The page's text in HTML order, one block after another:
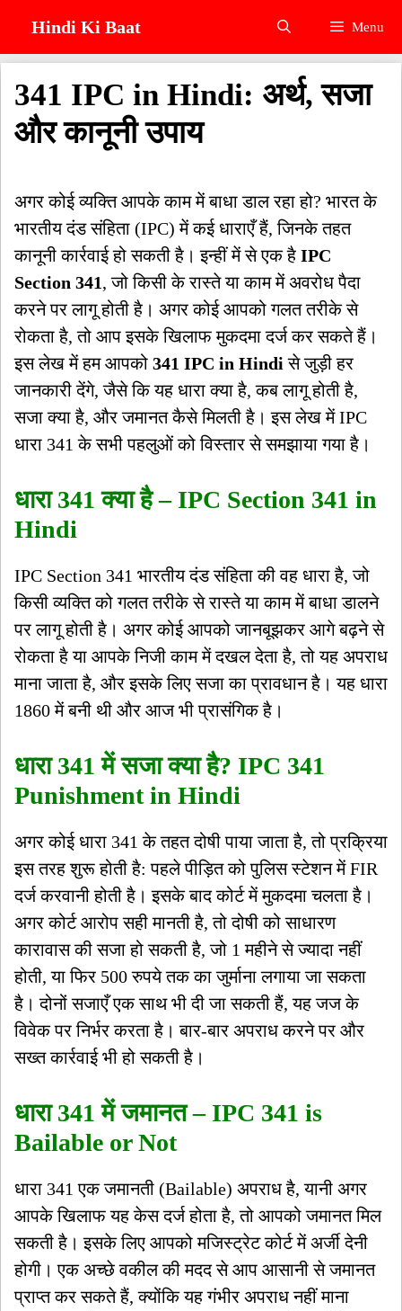
content
Hindi Ki Baat Menu
341 IPC in Hindi: अर्थ, सजा
और कानूनी उपाय
अगर कोई व्यक्ति आपके काम में बाधा डाल रहा हो? भारत के
भारतीय दंड संहिता (IPC) में कई धाराएँ हैं, जिनके तहत
कानूनी कार्रवाई हो सकती है। इन्हीं में से एक है IPC
Section 341, जो किसी के रास्ते या काम में अवरोध पैदा
करने पर लागू होती है। अगर कोई आपको गलत तरीके से
रोकता है, तो आप इसके खिलाफ मुकदमा दर्ज कर सकते हैं।
इस लेख में हम आपको 341 IPC in Hindi से जुड़ी हर
जानकारी देंगे, जैसे कि यह धारा क्या है, कब लागू होती है,
सजा क्या है, और जमानत कैसे मिलती है। इस लेख में IPC
धारा 341 के सभी पहलुओं को विस्तार से समझाया गया है।
धारा 341 क्या है – IPC Section 341 in
Hindi
IPC Section 341 भारतीय दंड संहिता की वह धारा है, जो
किसी व्यक्ति को गलत तरीके से रास्ते या काम में बाधा डालने
पर लागू होती है। अगर कोई आपको जानबूझकर आगे बढ़ने से
रोकता है या आपके निजी काम में दखल देता है, तो यह अपराध
माना जाता है, और इसके लिए सजा का प्रावधान है। यह धारा
1860 में बनी थी और आज भी प्रासंगिक है।
धारा 341 में सजा क्या है? IPC 341
Punishment in Hindi
अगर कोई धारा 341 के तहत दोषी पाया जाता है, तो प्रक्रिया
इस तरह शुरू होती है: पहले पीड़ित को पुलिस स्टेशन में FIR
दर्ज करवानी होती है। इसके बाद कोर्ट में मुकदमा चलता है।
अगर कोर्ट आरोप सही मानती है, तो दोषी को साधारण
कारावास की सजा हो सकती है, जो 1 महीने से ज्यादा नहीं
होती, या फिर 500 रुपये तक का जुर्माना लगाया जा सकता
है। दोनों सजाएँ एक साथ भी दी जा सकती हैं, यह जज के
विवेक पर निर्भर करता है। बार-बार अपराध करने पर और
सख्त कार्रवाई भी हो सकती है।
धारा 341 में जमानत – IPC 341 is
Bailable or Not
धारा 341 एक जमानती (Bailable) अपराध है, यानी अगर
आपके खिलाफ यह केस दर्ज होता है, तो आपको जमानत मिल
सकती है। इसके लिए आपको मजिस्ट्रेट कोर्ट में अर्जी देनी
होगी। एक अच्छे वकील की मदद से आप आसानी से जमानत
प्राप्त कर सकते हैं, क्योंकि यह गंभीर अपराध नहीं माना